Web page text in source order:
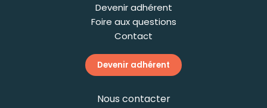
Devenir adhérent
Foire aux questions
Contact
Devenir adhérent
Nous contacter